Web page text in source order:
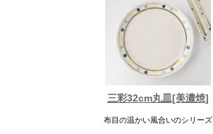
三彩32cm丸皿[美濃焼]
布目の温かい風合いのシリーズ